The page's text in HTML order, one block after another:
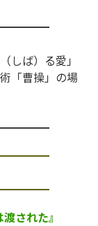
ば）る愛」
「曹操」の場
された』